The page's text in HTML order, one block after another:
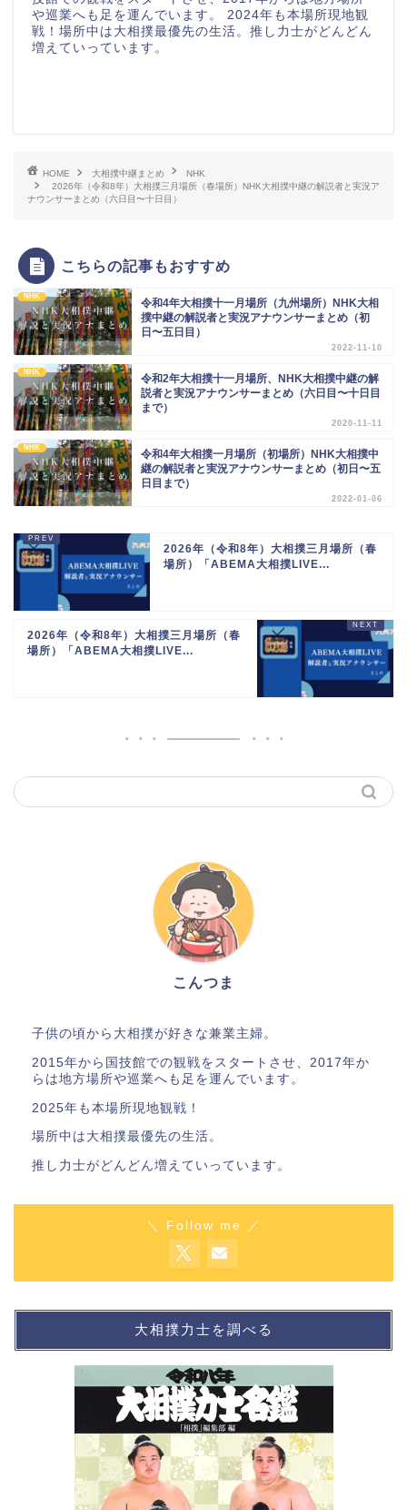
や巡業へも足を運んでいます。 2024年も本場所現地観
戦！場所中は大相撲最優先の生活。推し力士がどんどん
増えていっています。
HOME 大相撲中継まとめ
NHK
2026年（令和8年）大相撲三月場所（春場所）NHK大相撲中継の解説者と実況ア
ナウンサーまとめ（六日目〜十日目）
こちらの記事もおすすめ
NHK
令和4年大相撲十一月場所（九州場所）NHK大相
撲中継の解説者と実況アナウンサーまとめ（初
日〜五日目）
2022-11-10
NHK
令和2年大相撲十一月場所、NHK大相撲中継の解
説者と実況アナウンサーまとめ（六日目〜十日目
まで）
2020-11-11
NHK
令和4年大相撲一月場所（初場所）NHK大相撲中
継の解説者と実況アナウンサーまとめ（初日〜五
日目まで）
2022-01-06
2026年（令和8年）大相撲三月場所（春
場所）「ABEMA大相撲LIVE...
2026年（令和8年）大相撲三月場所（春
場所）「ABEMA大相撲LIVE...
こんつま
子供の頃から大相撲が好きな兼業主婦。
2015年から国技館での観戦をスタートさせ、2017年か
らは地方場所や巡業へも足を運んでいます。
2025年も本場所現地観戦！
場所中は大相撲最優先の生活。
推し力士がどんどん増えていっています。
＼ Follow me ／
大相撲力士を調べる